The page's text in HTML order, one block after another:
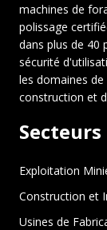
machines de
polissage
dans plus de 40
sécurité
les domaines
construction et
Secteurs
Exploitation
Construction et
Usines de